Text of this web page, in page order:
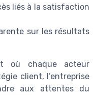
liés à la satisfaction
sur les résultats
où chaque acteur
client, l’entreprise
aux attentes du